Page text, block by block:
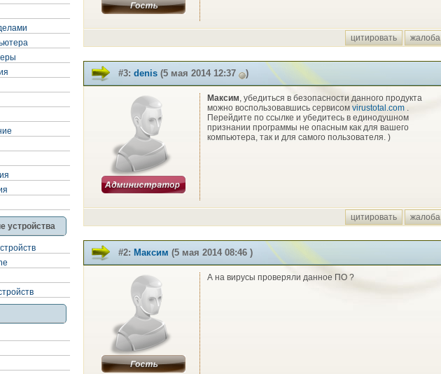
устройства
цитировать жалоба
#3: denis (5 мая 2014 12:37 )
Максим, убедиться в безопасности данного продукта
можно воспользовавшись сервисом virustotal.com .
Перейдите по ссылке и убедитесь в единодушном
признании программы не опасным как для вашего
компьютера, так и для самого пользователя. )
цитировать жалоба
#2: Максим (5 мая 2014 08:46 )
А на вирусы проверяли данное ПО ?